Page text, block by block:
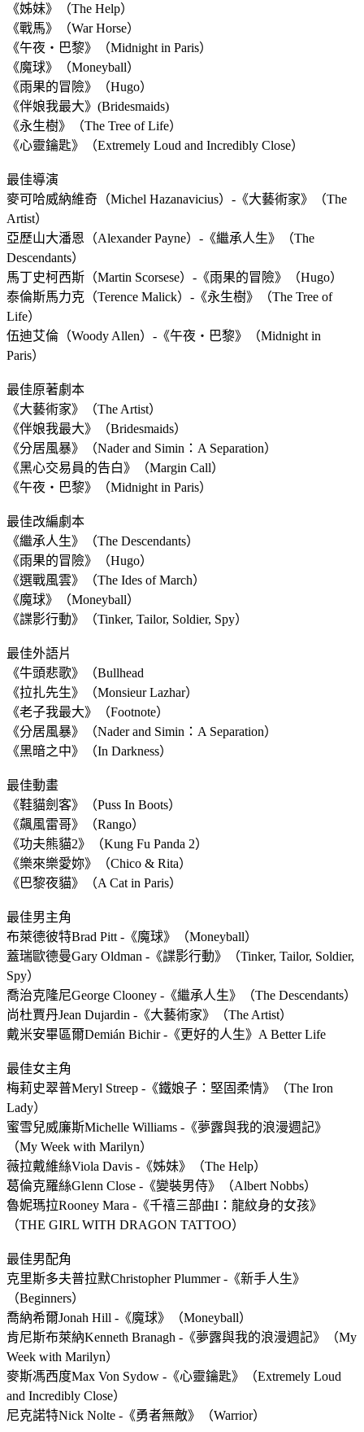
《姊妹》（The Help）
《戰馬》（War Horse）
《午夜‧巴黎》（Midnight in Paris）
《魔球》（Moneyball）
《雨果的冒險》（Hugo）
《伴娘我最大》(Bridesmaids)
《永生樹》（The Tree of Life）
《心靈鑰匙》（Extremely Loud and Incredibly Close）
最佳導演
麥可哈威納維奇（Michel Hazanavicius）-《大藝術家》（The
Artist）
亞歷山大潘恩（Alexander Payne）-《繼承人生》（The
Descendants）
馬丁史柯西斯（Martin Scorsese）-《雨果的冒險》（Hugo）
泰倫斯馬力克（Terence Malick）-《永生樹》（The Tree of
Life）
伍迪艾倫（Woody Allen）-《午夜‧巴黎》（Midnight in
Paris）
最佳原著劇本
《大藝術家》（The Artist）
《伴娘我最大》（Bridesmaids）
《分居風暴》（Nader and Simin：A Separation）
《黑心交易員的告白》（Margin Call）
《午夜‧巴黎》（Midnight in Paris）
最佳改編劇本
《繼承人生》（The Descendants）
《雨果的冒險》（Hugo）
《選戰風雲》（The Ides of March）
《魔球》（Moneyball）
《諜影行動》（Tinker, Tailor, Soldier, Spy）
最佳外語片
《牛頭悲歌》（Bullhead
《拉扎先生》（Monsieur Lazhar）
《老子我最大》（Footnote）
《分居風暴》（Nader and Simin：A Separation）
《黑暗之中》（In Darkness）
最佳動畫
《鞋貓劍客》（Puss In Boots）
《飆風雷哥》（Rango）
《功夫熊貓2》（Kung Fu Panda 2）
《樂來樂愛妳》（Chico & Rita）
《巴黎夜貓》（A Cat in Paris）
最佳男主角
布萊德彼特Brad Pitt -《魔球》（Moneyball）
蓋瑞歐德曼Gary Oldman -《諜影行動》（Tinker, Tailor, Soldier,
Spy）
喬治克隆尼George Clooney -《繼承人生》（The Descendants）
尚杜賈丹Jean Dujardin -《大藝術家》（The Artist）
戴米安畢區爾Demián Bichir -《更好的人生》A Better Life
最佳女主角
梅莉史翠普Meryl Streep -《鐵娘子：堅固柔情》（The Iron
Lady）
蜜雪兒威廉斯Michelle Williams -《夢露與我的浪漫週記》
（My Week with Marilyn）
薇拉戴維絲Viola Davis -《姊妹》（The Help）
葛倫克羅絲Glenn Close -《變裝男侍》（Albert Nobbs）
魯妮瑪拉Rooney Mara -《千禧三部曲I：龍紋身的女孩》
（THE GIRL WITH DRAGON TATTOO）
最佳男配角
克里斯多夫普拉默Christopher Plummer -《新手人生》
（Beginners）
喬納希爾Jonah Hill -《魔球》（Moneyball）
肯尼斯布萊納Kenneth Branagh -《夢露與我的浪漫週記》（My
Week with Marilyn）
麥斯馮西度Max Von Sydow -《心靈鑰匙》（Extremely Loud
and Incredibly Close）
尼克諾特Nick Nolte -《勇者無敵》（Warrior）